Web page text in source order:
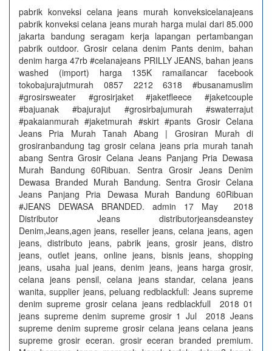
pabrik konveksi celana jeans murah konveksicelanajeans
pabrik konveksi celana jeans murah harga mulai dari 85.000
jakarta bandung seragam kerja lapangan pertambangan
pabrik outdoor. Grosir celana denim Pants denim, bahan
denim harga 47rb #celanajeans PRILLY JEANS, bahan jeans
washed (import) harga 135K ramailancar facebook
tokobajurajutmurah 0857 2212 6318 #busanamuslim
#grosirsweater #grosirjaket #jaketfleece #jaketcouple
#bajuanak #bajurajut #grosirbajumurah #swaterrajut
#pakaianmurah #jaketmurah #skirt #pants Grosir Celana
Jeans Pria Murah Tanah Abang | Grosiran Murah di
grosiranbandung tag grosir celana jeans pria murah tanah
abang Sentra Grosir Celana Jeans Panjang Pria Dewasa
Murah Bandung 60Ribuan. Sentra Grosir Jeans Denim
Dewasa Branded Murah Bandung. Sentra Grosir Celana
Jeans Panjang Pria Dewasa Murah Bandung 60Ribuan
#JEANS DEWASA BRANDED. admin 17 May 2018
Distributor Jeans distributorjeansdeanstey
Denim,Jeans,agen jeans, reseller jeans, celana jeans, agen
jeans, distributo jeans, pabrik jeans, grosir jeans, distro
jeans, outlet jeans, online jeans, bisnis jeans, shopping
jeans, usaha jual jeans, denim jeans, jeans harga grosir,
celana jeans pensil, celana jeans standar, celana jeans
wanita, supplier jeans, peluang redblackfull: Jeans supreme
denim supreme grosir celana jeans redblackfull 2018 01
jeans supreme denim supreme grosir 1 Jul 2018 Jeans
supreme denim supreme grosir celana jeans celana jeans
supreme grosir eceran. grosir eceran branded premium.